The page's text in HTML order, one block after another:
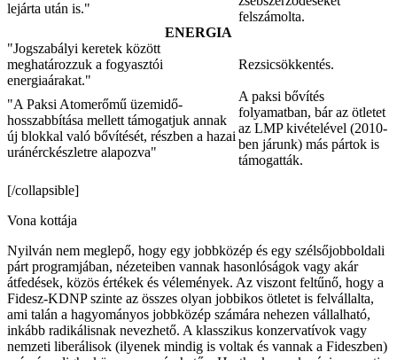
lejárta után is."
felszámolta.
ENERGIA
"Jogszabályi keretek között
meghatározzuk a fogyasztói
energiaárakat."
Rezsicsökkentés.
"A Paksi Atomerőmű üzemidő-
hosszabbítása mellett támogatjuk annak
új blokkal való bővítését, részben a hazai
uránérckészletre alapozva"
A paksi bővítés
folyamatban, bár az ötletet
az LMP kivételével (2010-
ben járunk) más pártok is
támogatták.
[/collapsible]
Vona kottája
Nyilván nem meglepő, hogy egy jobbközép és egy szélsőjobboldali
párt programjában, nézeteiben vannak hasonlóságok vagy akár
átfedések, közös értékek és vélemények. Az viszont feltűnő, hogy a
Fidesz-KDNP szinte az összes olyan jobbikos ötletet is felvállalta,
ami talán a hagyományos jobbközép számára nehezen vállalható,
inkább radikálisnak nevezhető. A klasszikus konzervatívok vagy
nemzeti liberálisok (ilyenek mindig is voltak és vannak a Fideszben)